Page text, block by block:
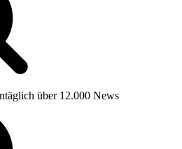
über 12.000 News